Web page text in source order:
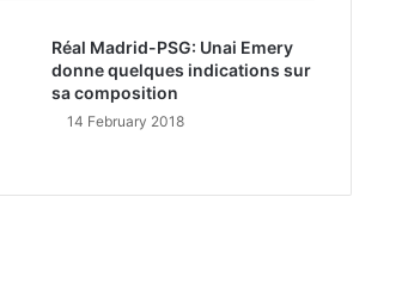
Réal Madrid-PSG: Unai Emery
donne quelques indications sur
sa composition
14 February 2018